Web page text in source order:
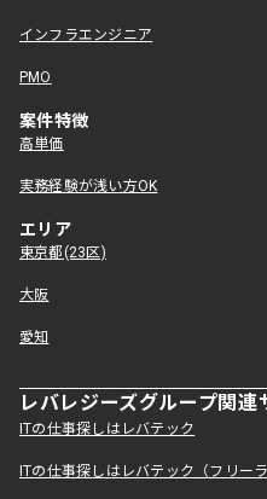
インフラエンジニア
PMO
案件特徴
高単価
実務経験が浅い方OK
エリア
東京都(23区)
大阪
愛知
レバレジーズグループ関連
ITの仕事探しはレバテック
ITの仕事探しはレバテック（フリー